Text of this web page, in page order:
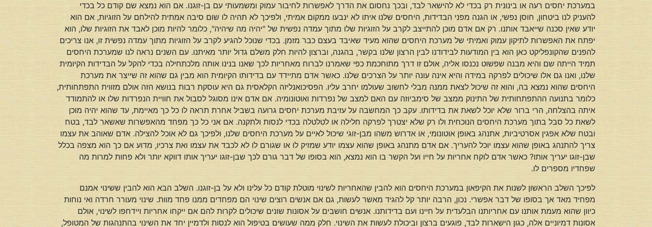
במערכת יחסים רעה או בינונית רק בכדי לא להישאר לבד, ובכך נחסום את הדרך לאפשרות לחיבור עמוק ומשמעותי עם בן-זוגנו. אם הוא נמצא שם קודם כל בכדי
להעניק לנו ביטחון, חוסן נפשי, או הגנה מפני הבדידות, היחסים שלנו איתו לא ינבעו ממקום אמיתי, ולפיכך לא תהיה לו שום סיבה אמתית להילחם על הזוגיות, אם הוא
יודע שאין סכנה שייאבד אותנו. רק אם אדם מוכן להתייצב לקרב על הזוגיות שלו מתוך עמדה נפשית של "יהיה מה שיהיה", כלומר להיות מוכן לאבד את הזוגיות שלו, הוא
יפתח את האפשרות לתיקון עמוק ואמיתי של מערכת היחסים שהוא מעיד שאיבד בעצם כבר מזמן. בכדי שנוכל להגיע לקרב על הזוגיות מתוך עמדה נפשית זו, אנו צריכים
להפנים שהקונפליקט כאן הוא בין המודעות לבידודנו לבין הרצון שלנו בקשר, בהגנה, וברצון להיות חלק משלם גדול יותר מאיתנו. עם השנים נראה לנו שמערכת היחסים
תמיד הייתה שם והיא מבנה שפשוט נכנסו אליה, אולם זו דרך מתוחכמת כפי שאמרנו לברוח מאחריות לכך שאנו בנינו אותה מלכתחילה בכדי להקל על הבדידות הקיומית
שלנו, ואנו גם אלו שיכולים לפרקה במידה והיא אינה עונה יותר על הצרכים שלנו. כאשר אדם מתיידד עם בדידותו הקיומית הוא מבין גם שהוא זה שייצר את מערכת
היחסים שהוא נמצא בה, והוא זה שיכול לצאת ממנה מבלי לחשוב שעולמו יחרב עליו. הפסיכואנליזה הקלאסית גם היא עוסקת רבות בנושא הזה אולם מזווית התפתחותית,
כלומר בתנועה ההתפתחותית של התינוק ממצב של סימביוזה עם האם למצב של נפרדות ואוטונומיה. אם אדם אינו מסוגל לסבול את חוויית הנפרדות שלו או להתמודד
איתה בהצלחה, הרי ברור שלא יוכל לשאת את בדידותו. עקב כך המחשבה על עזיבת מערכת יחסים גרועה בשביל אחרת תראה לו כל כך מאיימת, עד שהוא יהיה מוכן
לשאת כל סבל בתוך מערכת היחסים הנוכחית ולו רק שלא יצטרך לפרקה חלילה או לטלטלה בכדי לנסות ולתקנה. אם אני כל כך מפחד מהאפשרות שאשאר לבד, בטח
ובטח שלא אפגין אסרטיביות, אתנהג באופן אוטונומי, או אדרוש משהו מבן-זוגי שיכול לאיים על מערכת היחסים שלנו, ולפיכך גם לא אוכל להצילה. אדם שאוהב את עצמו
צריך להתנהג באופן שהוא עצמו יוכל להעריך. אם אדם מתנהג באופן שהוא עצמו יודע שמזיק לו או שגורם לו לא לכבד את עצמו ואת צרכיו, מדוע אם כך הוא מצפה בכלל
שבן-זוגו יעריך אותו? כאשר אדם לוקח אחריות על חייו ועל הקשר בו הוא נמצא, הוא בסופו של דבר גורם לכך שבן-זוגו יעריך אותו דווקא יותר ולא פחות למרות מה
שפחדיו מספרים לו.
לפיכך השלב הראשון לשנות את הקיפאון במערכת היחסים הוא להבין שהאחריות לשינוי מוטלת קודם כל עלינו ולא על בן-זוגנו. השלב הבא הוא להבין ששינוי אמנם
מפחיד מאד אך בסופו של דבר אפשרי. נכון, הרבה יותר קל להגיד מאשר לעשות, גם אם אנשים רוצים שינוי הם מפחדים ממנו פחד מוות. שינוי מעורר חרדה ואי נוחות
כיוון שהוא מעמת אותנו עם אחריותנו הבלעדית על חיינו ועם בדידותנו. אנשים חושבים על אסונות שונים שיכולים לקרות להם אם ייקחו אחריות ויידחפו לשינוי, אולם
אסונות דמיוניים אלה, כגון הישארות לבד, פוגעים ברצון וביכולת לעשות את השינוי. חלק ממה שעושים בטיפול הוא לנסות ולדמיין יחד את השינוי בהתנהגות של המטופל,